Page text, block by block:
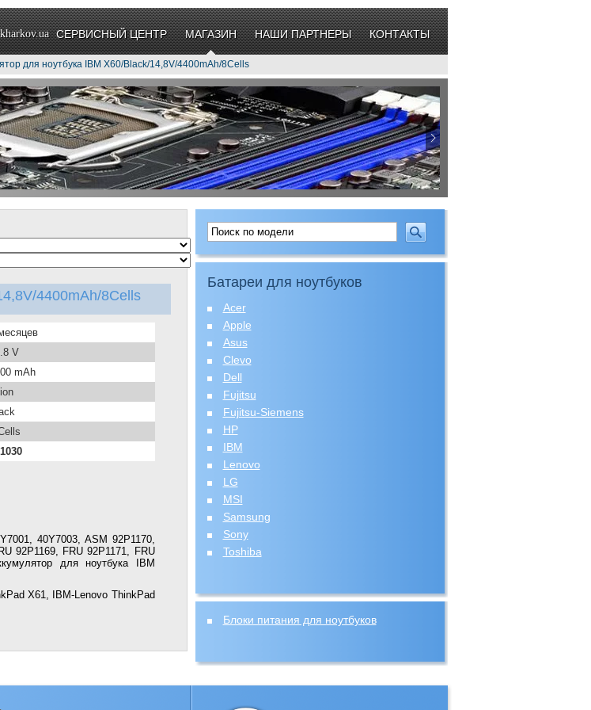
СЕРВИСНЫЙ ЦЕНТР МАГАЗИН НАШИ ПАРТНЕРЫ КОНТАКТЫ
для ноутбука IBM X60/Black/14,8V/4400mAh/8Cells
Батареи для ноутбуков
Acer
Apple
Asus
Clevo
Dell
Fujitsu
Fujitsu-Siemens
HP
IBM
Lenovo
LG
MSI
Samsung
Sony
Toshiba
Блоки питания для ноутбуков
4400mAh/8Cells
V
mAh
40Y7003, ASM 92P1170,
92P1169, FRU 92P1171, FRU
для ноутбука IBM
X61, IBM-Lenovo ThinkPad